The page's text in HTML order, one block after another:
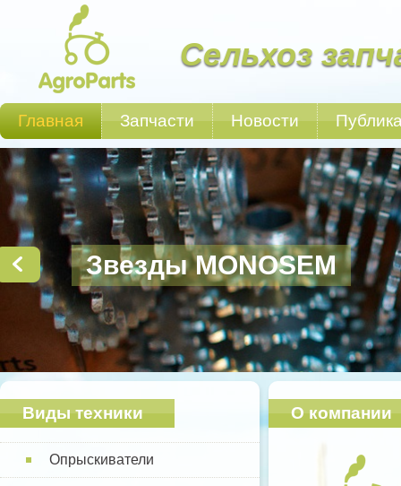
Сельхоз
Главная Запчасти Новости
Звезды MONOSEM
Виды техники
Опрыскиватели
О компании